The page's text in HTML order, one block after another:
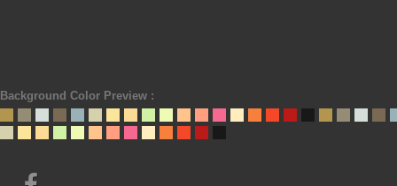
Background Color Preview :